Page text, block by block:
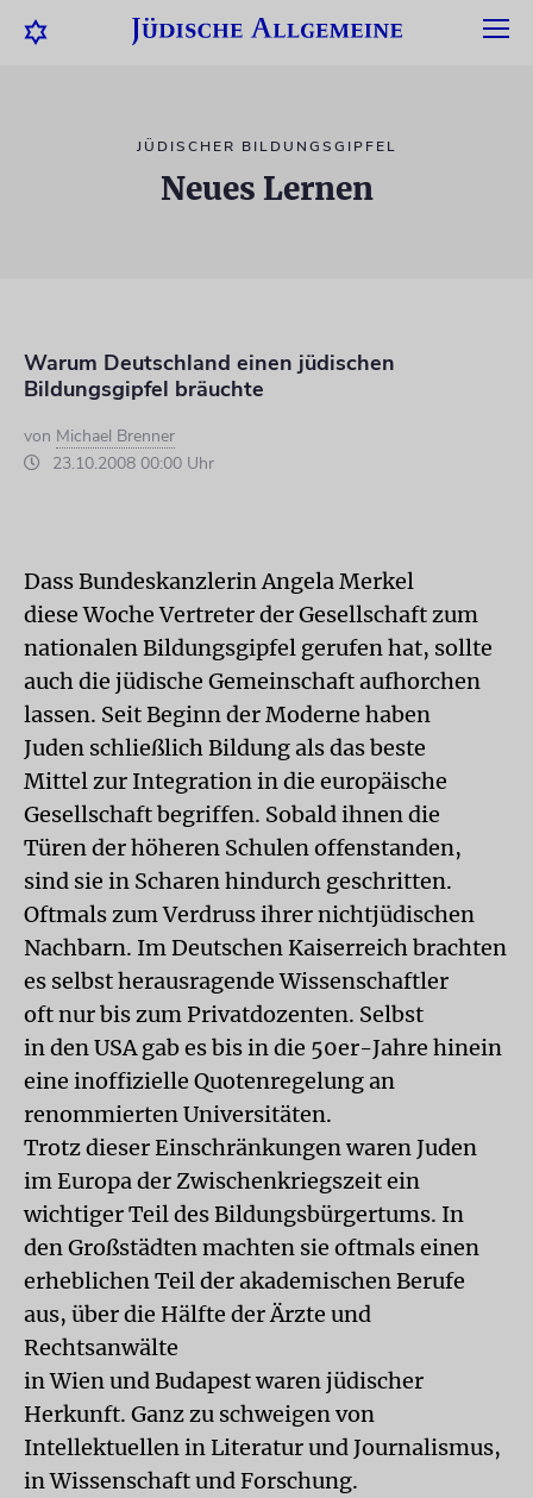
JÜDISCHER BILDUNGSGIPFEL
Neues Lernen
Warum Deutschland einen jüdischen
Bildungsgipfel bräuchte
von Michael Brenner
23.10.2008 00:00 Uhr
Dass Bundeskanzlerin Angela Merkel
diese Woche Vertreter der Gesellschaft zum
nationalen Bildungsgipfel gerufen hat, sollte
auch die jüdische Gemeinschaft aufhorchen
lassen. Seit Beginn der Moderne haben
Juden schließlich Bildung als das beste
Mittel zur Integration in die europäische
Gesellschaft begriffen. Sobald ihnen die
Türen der höheren Schulen offenstanden,
sind sie in Scharen hindurch geschritten.
Oftmals zum Verdruss ihrer nichtjüdischen
Nachbarn. Im Deutschen Kaiserreich brachten
es selbst herausragende Wissenschaftler
oft nur bis zum Privatdozenten. Selbst
in den USA gab es bis in die 50er-Jahre hinein
eine inoffizielle Quotenregelung an
renommierten Universitäten.
Trotz dieser Einschränkungen waren Juden
im Europa der Zwischenkriegszeit ein
wichtiger Teil des Bildungsbürgertums. In
den Großstädten machten sie oftmals einen
erheblichen Teil der akademischen Berufe
aus, über die Hälfte der Ärzte und
Rechtsanwälte
in Wien und Budapest waren jüdischer
Herkunft. Ganz zu schweigen von
Intellektuellen in Literatur und Journalismus,
in Wissenschaft und Forschung.